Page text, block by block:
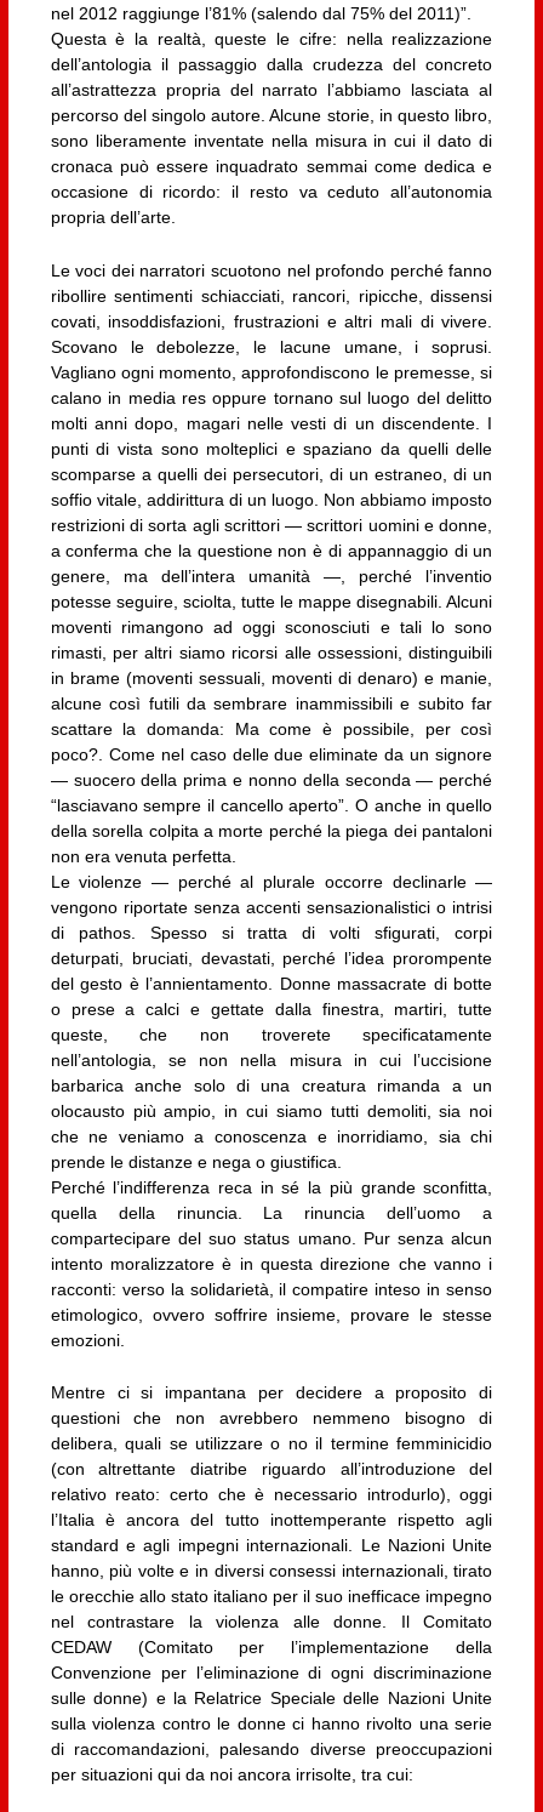
nel 2012 raggiunge l’81% (salendo dal 75% del 2011)”.
Questa è la realtà, queste le cifre: nella realizzazione
dell’antologia il passaggio dalla crudezza del concreto
all’astrattezza propria del narrato l’abbiamo lasciata al
percorso del singolo autore. Alcune storie, in questo libro,
sono liberamente inventate nella misura in cui il dato di
cronaca può essere inquadrato semmai come dedica e
occasione di ricordo: il resto va ceduto all’autonomia
propria dell’arte.
Le voci dei narratori scuotono nel profondo perché fanno
ribollire sentimenti schiacciati, rancori, ripicche, dissensi
covati, insoddisfazioni, frustrazioni e altri mali di vivere.
Scovano le debolezze, le lacune umane, i soprusi.
Vagliano ogni momento, approfondiscono le premesse, si
calano in media res oppure tornano sul luogo del delitto
molti anni dopo, magari nelle vesti di un discendente. I
punti di vista sono molteplici e spaziano da quelli delle
scomparse a quelli dei persecutori, di un estraneo, di un
soffio vitale, addirittura di un luogo. Non abbiamo imposto
restrizioni di sorta agli scrittori — scrittori uomini e donne,
a conferma che la questione non è di appannaggio di un
genere, ma dell’intera umanità —, perché l’inventio
potesse seguire, sciolta, tutte le mappe disegnabili. Alcuni
moventi rimangono ad oggi sconosciuti e tali lo sono
rimasti, per altri siamo ricorsi alle ossessioni, distinguibili
in brame (moventi sessuali, moventi di denaro) e manie,
alcune così futili da sembrare inammissibili e subito far
scattare la domanda: Ma come è possibile, per così
poco?. Come nel caso delle due eliminate da un signore
— suocero della prima e nonno della seconda — perché
“lasciavano sempre il cancello aperto”. O anche in quello
della sorella colpita a morte perché la piega dei pantaloni
non era venuta perfetta.
Le violenze — perché al plurale occorre declinarle —
vengono riportate senza accenti sensazionalistici o intrisi
di pathos. Spesso si tratta di volti sfigurati, corpi
deturpati, bruciati, devastati, perché l’idea prorompente
del gesto è l’annientamento. Donne massacrate di botte
o prese a calci e gettate dalla finestra, martiri, tutte
queste, che non troverete specificatamente
nell’antologia, se non nella misura in cui l’uccisione
barbarica anche solo di una creatura rimanda a un
olocausto più ampio, in cui siamo tutti demoliti, sia noi
che ne veniamo a conoscenza e inorridiamo, sia chi
prende le distanze e nega o giustifica.
Perché l’indifferenza reca in sé la più grande sconfitta,
quella della rinuncia. La rinuncia dell’uomo a
compartecipare del suo status umano. Pur senza alcun
intento moralizzatore è in questa direzione che vanno i
racconti: verso la solidarietà, il compatire inteso in senso
etimologico, ovvero soffrire insieme, provare le stesse
emozioni.
Mentre ci si impantana per decidere a proposito di
questioni che non avrebbero nemmeno bisogno di
delibera, quali se utilizzare o no il termine femminicidio
(con altrettante diatribe riguardo all’introduzione del
relativo reato: certo che è necessario introdurlo), oggi
l’Italia è ancora del tutto inottemperante rispetto agli
standard e agli impegni internazionali. Le Nazioni Unite
hanno, più volte e in diversi consessi internazionali, tirato
le orecchie allo stato italiano per il suo inefficace impegno
nel contrastare la violenza alle donne. Il Comitato
CEDAW (Comitato per l’implementazione della
Convenzione per l’eliminazione di ogni discriminazione
sulle donne) e la Relatrice Speciale delle Nazioni Unite
sulla violenza contro le donne ci hanno rivolto una serie
di raccomandazioni, palesando diverse preoccupazioni
per situazioni qui da noi ancora irrisolte, tra cui: